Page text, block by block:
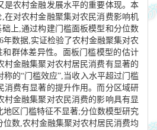
是农村金融发展水平的重要体现。本
在对农村金融聚集对农民消费影响机
上,通过构建门槛面板模型和分位数
年数据,实证检验了农村金融聚集对农
和群体差异性。面板门槛模型的估计
村金融集聚对农村居民消费有显著的
称的“门槛效应”,当收入水平超过门槛
消费有显著的提升作用。而分区域研
村金融集聚对农民消费的影响具有显
地区门槛特征不显著;分位数模型研究
数,农村金融集聚对农村居民消费均